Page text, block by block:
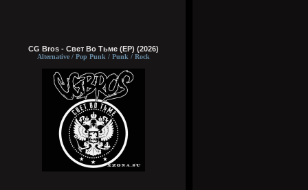
CG Bros - Свет Во Тьме (EP) (2026)
Alternative / Pop Punk / Punk / Rock